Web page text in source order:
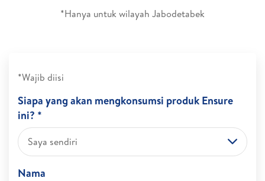
*Hanya untuk wilayah Jabodetabek
*Wajib diisi
Siapa yang akan mengkonsumsi produk Ensure
ini? *
Saya sendiri
Nama